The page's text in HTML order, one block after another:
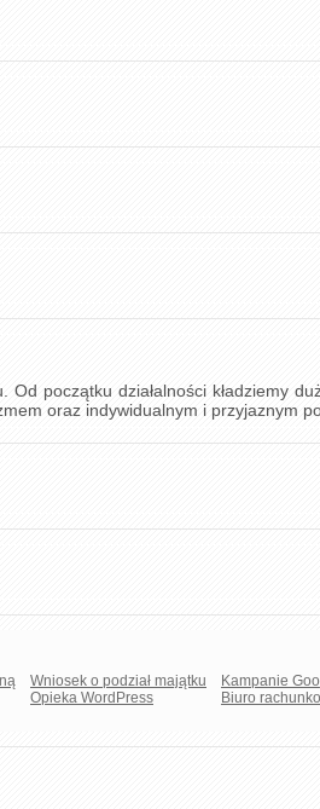
początku działalności kładziemy
oraz indywidualnym i przyjaznym
Wniosek o podział majątku
Opieka WordPress
Kampanie
Biuro